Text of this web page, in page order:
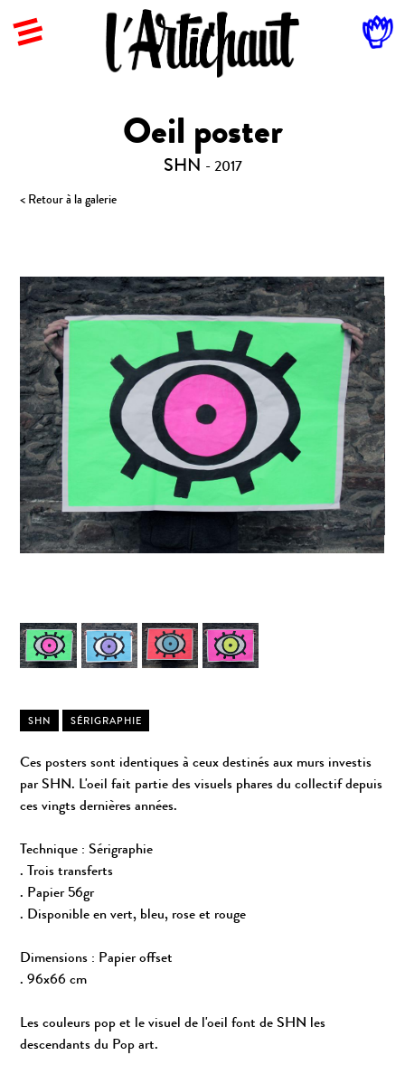
Oeil poster
SHN - 2017
< Retour à la galerie
SHN SÉRIGRAPHIE
Ces posters sont identiques à ceux destinés aux murs investis
par SHN. L'oeil fait partie des visuels phares du collectif depuis
ces vingts dernières années.
Technique : Sérigraphie
. Trois transferts
. Papier 56gr
. Disponible en vert, bleu, rose et rouge
Dimensions : Papier offset
. 96x66 cm
Les couleurs pop et le visuel de l'oeil font de SHN les
descendants du Pop art.